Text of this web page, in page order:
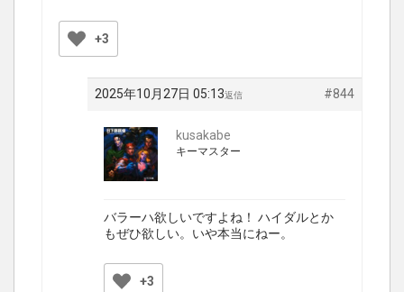
+3
2025年10月27日 05:13 #844
返信
kusakabe
キーマスター
バラーハ欲しいですよね！ ハイダルとか
もぜひ欲しい。いや本当にねー。
+3